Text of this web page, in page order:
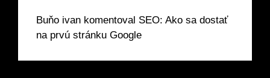
Buňo ivan komentoval SEO: Ako sa dostať
na prvú stránku Google